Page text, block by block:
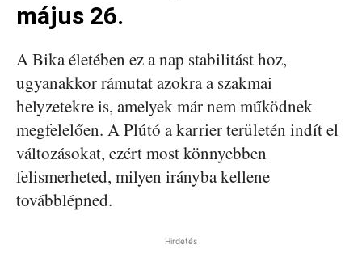
május 26.
A Bika életében ez a nap stabilitást hoz,
ugyanakkor rámutat azokra a szakmai
helyzetekre is, amelyek már nem működnek
megfelelően. A Plútó a karrier területén indít el
változásokat, ezért most könnyebben
felismerheted, milyen irányba kellene
továbblépned.
Hirdetés